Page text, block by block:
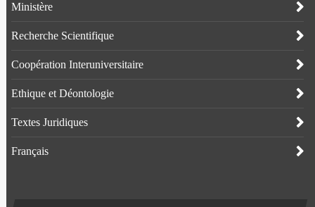
Ministère
Recherche Scientifique
Coopération Interuniversitaire
Ethique et Déontologie
Textes Juridiques
Français